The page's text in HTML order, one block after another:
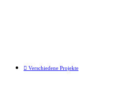
Verschiedene Projekte